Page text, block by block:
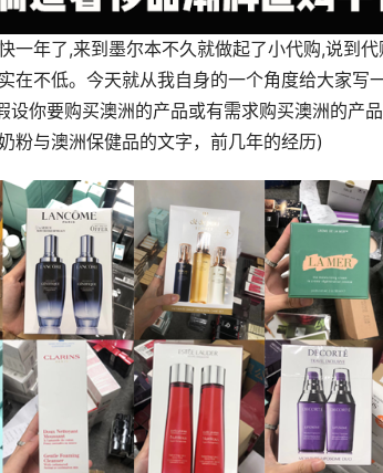
一年了,来到墨尔本不久就做起了小代购,说到
在不低。今天就从我自身的一个角度给大家写
设你要购买澳洲的产品或有需求购买澳洲的产
粉与澳洲保健品的文字，前几年的经历)